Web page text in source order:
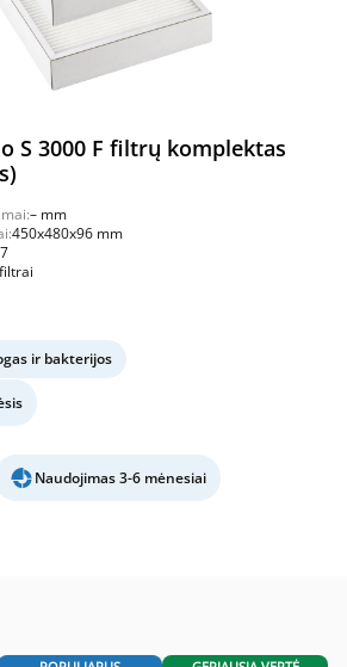
S 3000 F filtrų komplektas
– mm
450x480x96 mm
ir bakterijos
Naudojimas 3-6 mėnesiai